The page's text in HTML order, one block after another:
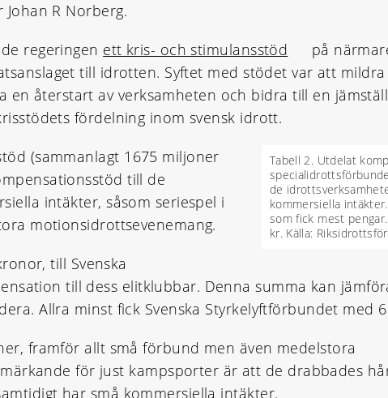
R Norberg.
regeringen ett kris- och stimulansstöd
på
till idrotten. Syftet med stödet var att mildra
en återstart av verksamheten och bidra till en
fördelning inom svensk idrott.
Tabell 2. Utdelat
de
kommersiella
som fick mest
kr. Källa:
(sammanlagt 1675 miljoner
till de
intäkter, såsom seriespel i
motionsidrottsevenemang.
till Svenska
till dess elitklubbar. Denna summa kan
Allra minst fick Svenska Styrkelyftförbundet med
framför allt små förbund men även medelstora
för just kampsporter är att de drabbades
har små kommersiella intäkter.